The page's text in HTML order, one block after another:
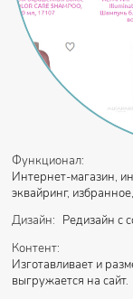
Функционал:
Интернет-магазин,
эквайринг,
Дизайн: Редизайн с
Контент:
Изготавливает и
выгружается на сайт.